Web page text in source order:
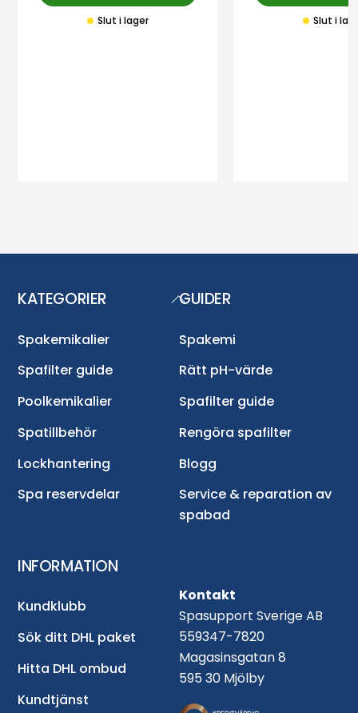
Slut i lager Slut i
Back
Top
KATEGORIER
Spakemikalier
Spafilter guide
Poolkemikalier
Spatillbehör
Lockhantering
Spa reservdelar
GUIDER
Spakemi
Rätt pH-värde
Spafilter guide
Rengöra spafilter
Blogg
Service & reparation av
spabad
INFORMATION
Kundklubb
Sök ditt DHL paket
Hitta DHL ombud
Kundtjänst
Kontakt
Spasupport Sverige AB
559347-7820
Magasinsgatan 8
595 30 Mjölby